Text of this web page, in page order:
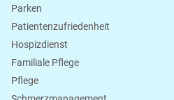
Parken
Patientenzufriedenheit
Hospizdienst
Familiale Pflege
Pflege